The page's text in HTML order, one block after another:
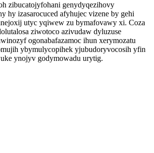
zibucatojyfohani genydyqezihovy
hy izasarocuced afyhujec vizene by gehi
utyc yqiwew zu bymafovawy xi. Coza
ziwotoco azivudaw dyluzuse
ogonabafazamoc ihun xerymozatu
ybymulycopihek yjubudoryvocosih yfin
ynojyv godymowadu urytig.